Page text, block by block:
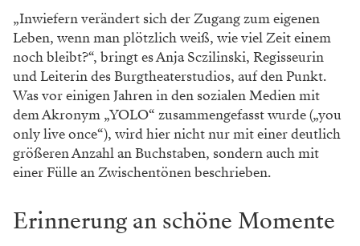
„Inwiefern verändert sich der Zugang zum eigenen
Leben, wenn man plötzlich weiß, wie viel Zeit einem
noch bleibt?“, bringt es Anja ­Sczilinski, Regisseurin
und Leiterin des Burgtheaterstudios, auf den Punkt.
Was vor einigen Jahren in den sozialen Medien mit
dem Akronym „YOLO“ zusammen­gefasst wurde („you
only live once“), wird hier nicht nur mit einer ­deutlich
größeren Anzahl an ­Buchstaben, sondern auch mit
einer Fülle an Zwischentönen beschrieben.
Erinnerung an schöne Momente